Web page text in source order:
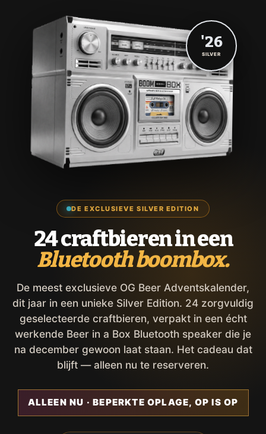
DE EXCLUSIEVE SILVER EDITION
24 craftbieren in een
Bluetooth boombox.
De meest exclusieve OG Beer Adventskalender,
dit jaar in een unieke Silver Edition. 24 zorgvuldig
geselecteerde craftbieren, verpakt in een écht
werkende Beer in a Box Bluetooth speaker die je
na december gewoon laat staan. Het cadeau dat
blijft — alleen nu te reserveren.
ALLEEN NU · BEPERKTE OPLAGE, OP IS OP
'26
SILVER